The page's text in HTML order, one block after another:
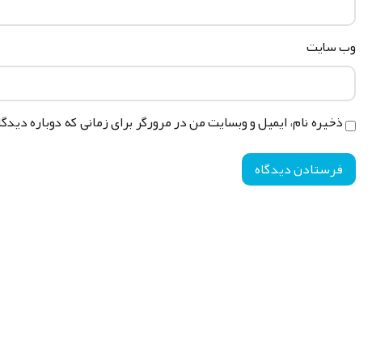
وب‌ سایت
ذخیره نام، ایمیل و وبسایت من در مرورگر برای زمانی که دوباره